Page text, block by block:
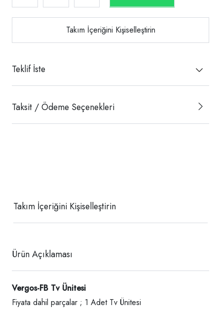
Takım İçeriğini Kişiselleştirin
Teklif İste
Taksit / Ödeme Seçenekleri
Takım İçeriğini Kişiselleştirin
Ürün Açıklaması
Vergos-FB Tv Ünitesi
Fiyata dahil parçalar ; 1 Adet Tv Ünitesi